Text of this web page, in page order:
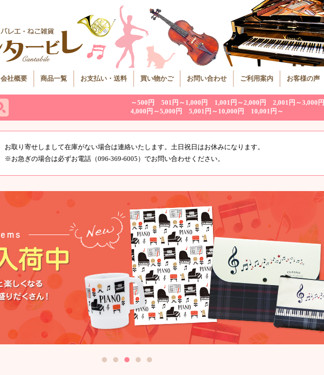
会社概要 商品一覧 お支払い・送料 買い物かご お問い合わせ ご利用案内 お客様の声
～500円 501円～1,000円 1,001円～2,000円 2,001円～3,000円
4,000円～5,000円
5,001円～10,000円 10,001円～
お取り寄せしまして在庫がない場合は連絡いたします。土日祝日はお休みになります。
※お急ぎの場合は必ずお電話（096-369-6005）でお問い合わせください。